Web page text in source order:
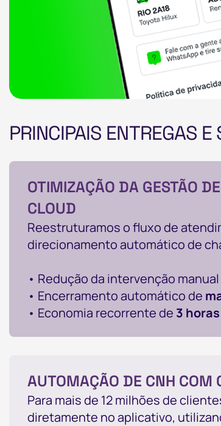
PRINCIPAIS ENTREGAS
OTIMIZAÇÃO DA GESTÃO
CLOUD
Reestruturamos o fluxo de
direcionamento automático de
• Redução da intervenção manual
• Encerramento automático de
• Economia recorrente de 3
AUTOMAÇÃO DE CNH COM
Para mais de 12 milhões de
diretamente no aplicativo,